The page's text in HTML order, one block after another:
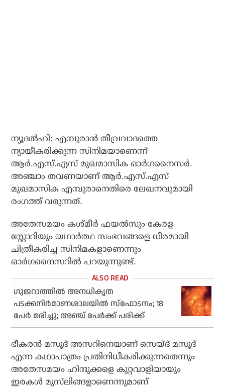
ന്യൂദല്‍ഹി: എമ്പുരാന്‍ തീവ്രവാദത്തെ
ന്യായീകരിക്കുന്ന സിനിമയാണെന്ന്
ആര്‍.എസ്.എസ് മുഖമാസിക ഓര്‍ഗനൈസര്‍.
അഞ്ചാം തവണയാണ് ആര്‍.എസ്.എസ്
മുഖമാസിക എമ്പുരാനെതിരെ ലേഖനവുമായി
രംഗത്ത് വരുന്നത്.
അതേസമയം കശ്മീര്‍ ഫയല്‍സും കേരള
സ്റ്റോറിയും യഥാര്‍ത്ഥ സംഭവങ്ങളെ ധീരമായി
ചിത്രീകരിച്ച സിനിമകളാണെന്നും
ഓര്‍ഗനൈസറില്‍ പറയുന്നുണ്ട്.
ഗുജറാത്തില്‍ അനധികൃത
പടക്കനിര്‍മാണശാലയില്‍ സ്‌ഫോടനം; 18
പേര്‍ മരിച്ചു; അഞ്ച് പേര്‍ക്ക് പരിക്ക്
ഭീകരന്‍ മസൂദ് അസറിനെയാണ് സെയ്ദ് മസൂദ്
എന്ന കഥാപാത്രം പ്രതിനിധീകരിക്കുന്നതെന്നും
അതേസമയം ഹിന്ദുക്കളെ കുറ്റവാളിയായും
ഇരകള്‍ മുസ്‌ലിങ്ങളാണെന്നുമാണ്